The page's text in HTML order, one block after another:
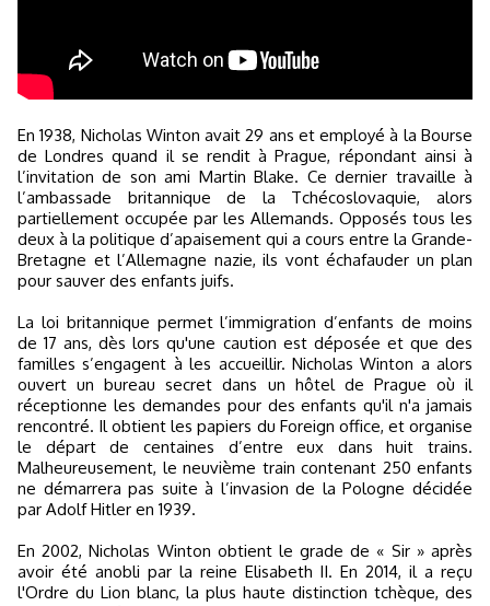
En 1938, Nicholas Winton avait 29 ans et employé à la Bourse
de Londres quand il se rendit à Prague, répondant ainsi à
l’invitation de son ami Martin Blake. Ce dernier travaille à
l’ambassade britannique de la Tchécoslovaquie, alors
partiellement occupée par les Allemands. Opposés tous les
deux à la politique d’apaisement qui a cours entre la Grande-
Bretagne et l’Allemagne nazie, ils vont échafauder un plan
pour sauver des enfants juifs.
La loi britannique permet l’immigration d’enfants de moins
de 17 ans, dès lors qu'une caution est déposée et que des
familles s’engagent à les accueillir. Nicholas Winton a alors
ouvert un bureau secret dans un hôtel de Prague où il
réceptionne les demandes pour des enfants qu'il n'a jamais
rencontré. Il obtient les papiers du Foreign office, et organise
le départ de centaines d’entre eux dans huit trains.
Malheureusement, le neuvième train contenant 250 enfants
ne démarrera pas suite à l’invasion de la Pologne décidée
par Adolf Hitler en 1939.
En 2002, Nicholas Winton obtient le grade de « Sir » après
avoir été anobli par la reine Elisabeth II. En 2014, il a reçu
l'Ordre du Lion blanc, la plus haute distinction tchèque, des